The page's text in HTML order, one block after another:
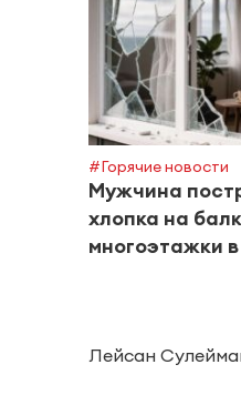
#Горячие новости
Мужчина
хлопка на
многоэтажки
Лейсан